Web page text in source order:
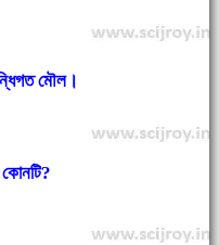
মৌল।
কোনটি?